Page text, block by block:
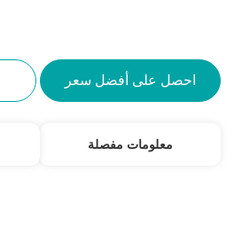
احصل على أفضل سعر
معلومات مفصلة